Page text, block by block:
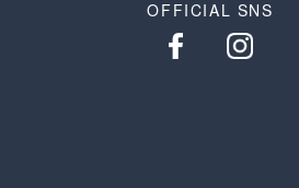
OFFICIAL SNS